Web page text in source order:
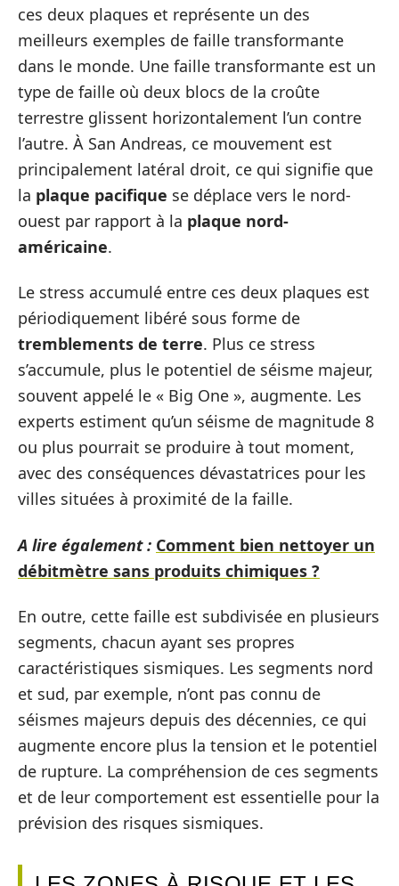
ces deux plaques et représente un des
meilleurs exemples de faille transformante
dans le monde. Une faille transformante est un
type de faille où deux blocs de la croûte
terrestre glissent horizontalement l’un contre
l’autre. À San Andreas, ce mouvement est
principalement latéral droit, ce qui signifie que
la plaque pacifique se déplace vers le nord-
ouest par rapport à la plaque nord-
américaine.
Le stress accumulé entre ces deux plaques est
périodiquement libéré sous forme de
tremblements de terre. Plus ce stress
s’accumule, plus le potentiel de séisme majeur,
souvent appelé le « Big One », augmente. Les
experts estiment qu’un séisme de magnitude 8
ou plus pourrait se produire à tout moment,
avec des conséquences dévastatrices pour les
villes situées à proximité de la faille.
A lire également : Comment bien nettoyer un
débitmètre sans produits chimiques ?
En outre, cette faille est subdivisée en plusieurs
segments, chacun ayant ses propres
caractéristiques sismiques. Les segments nord
et sud, par exemple, n’ont pas connu de
séismes majeurs depuis des décennies, ce qui
augmente encore plus la tension et le potentiel
de rupture. La compréhension de ces segments
et de leur comportement est essentielle pour la
prévision des risques sismiques.